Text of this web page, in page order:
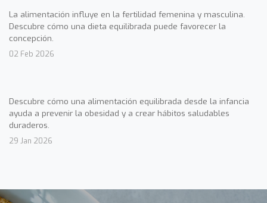
La alimentación influye en la fertilidad femenina y masculina.
Descubre cómo una dieta equilibrada puede favorecer la
concepción.
02 Feb 2026
Descubre cómo una alimentación equilibrada desde la infancia
ayuda a prevenir la obesidad y a crear hábitos saludables
duraderos.
29 Jan 2026